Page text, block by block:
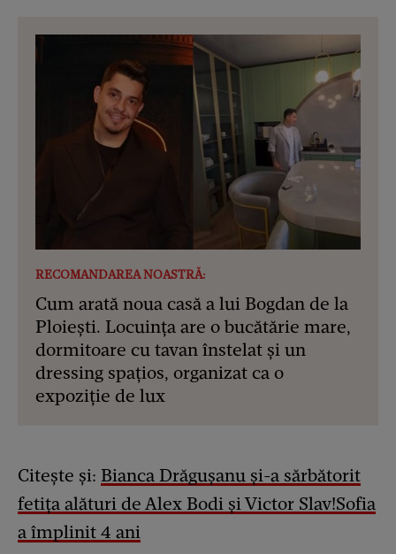
RECOMANDAREA NOASTRĂ:
Cum arată noua casă a lui Bogdan de la
Ploiești. Locuința are o bucătărie mare,
dormitoare cu tavan înstelat și un
dressing spațios, organizat ca o
expoziție de lux
Citește și: Bianca Drăgușanu și-a sărbătorit
fetița alături de Alex Bodi și Victor Slav!Sofia
a împlinit 4 ani